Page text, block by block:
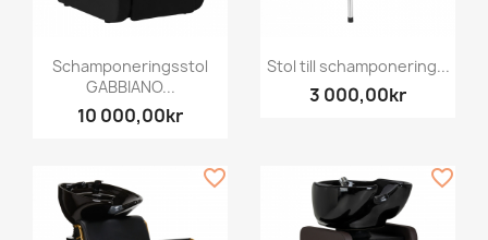
Schamponeringsstol
GABBIANO...
10 000,00kr
Stol till schamponering...
3 000,00kr
favorite_border favorite_border